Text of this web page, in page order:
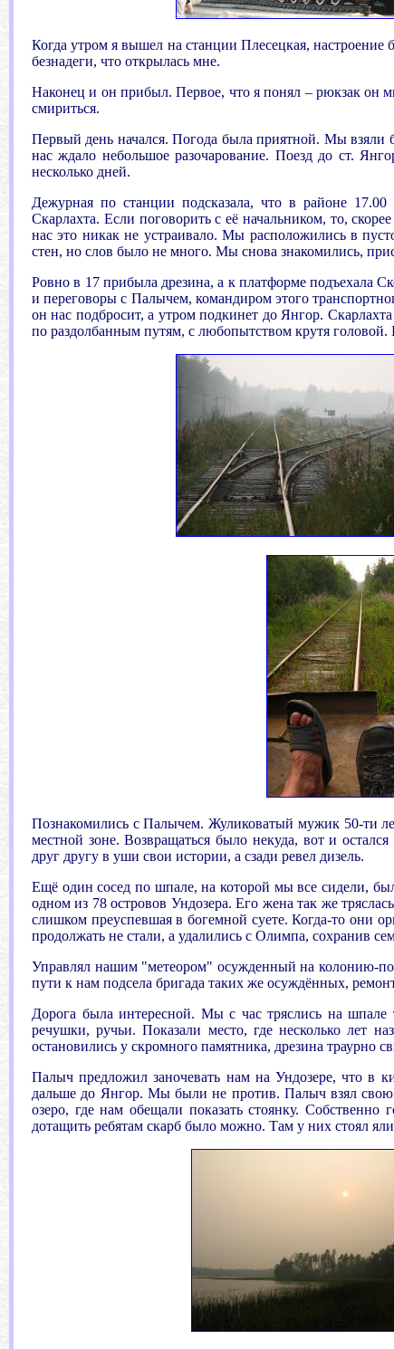
Когда утром я вышел на станции Плесецкая,
безнадеги, что открылась мне.
Наконец и он прибыл. Первое, что я понял – рюкзак он
смириться.
Первый день начался. Погода была приятной. Мы взяли
нас ждало небольшое разочарование. Поезд до ст.
несколько дней.
Дежурная по станции подсказала, что в районе
Скарлахта. Если поговорить с её начальником, то,
нас это никак не устраивало. Мы расположились в
стен, но слов было не много. Мы снова знакомились,
Ровно в 17 прибыла дрезина, а к платформе подъехала
и переговоры с Палычем, командиром этого
он нас подбросит, а утром подкинет до Янгор.
по раздолбанным путям, с любопытством крутя
Познакомились с Палычем. Жуликоватый мужик 50-ти
местной зоне. Возвращаться было некуда, вот и
друг другу в уши свои истории, а сзади ревел дизель.
Ещё один сосед по шпале, на которой мы все сидели,
одном из 78 островов Ундозера. Его жена так же
слишком преуспевшая в богемной суете. Когда-то они
продолжать не стали, а удалились с Олимпа, сохранив
Управлял нашим "метеором" осужденный на колонию-
пути к нам подсела бригада таких же осуждённых,
Дорога была интересной. Мы с час тряслись на шпале
речушки, ручьи. Показали место, где несколько лет
остановились у скромного памятника, дрезина траурно
Палыч предложил заночевать нам на Ундозере, что в
дальше до Янгор. Мы были не против. Палыч взял
озеро, где нам обещали показать стоянку.
дотащить ребятам скарб было можно. Там у них стоял